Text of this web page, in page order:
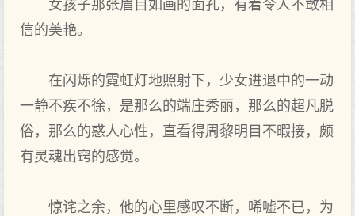
女孩子那张眉目如画的面孔，有着令人不敢相
信的美艳。
在闪烁的霓虹灯地照射下，少女进退中的一动
一静不疾不徐，是那么的端庄秀丽，那么的超凡脱
俗，那么的惑人心性，直看得周黎明目不暇接，颇
有灵魂出窍的感觉。
惊诧之余，他的心里感叹不断，唏嘘不已，为